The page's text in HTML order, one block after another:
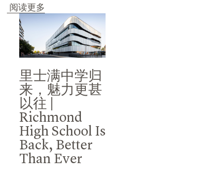
阅读更多
里士满中学归
来，魅力更甚
以往 |
Richmond
High School Is
Back, Better
Than Ever